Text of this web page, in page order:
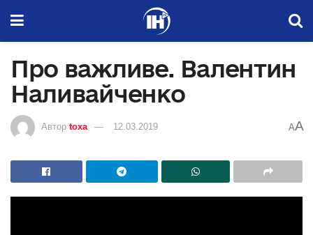
Про важливе. Валентин
Наливайченко
Автор toxa 12.03.2019 AA